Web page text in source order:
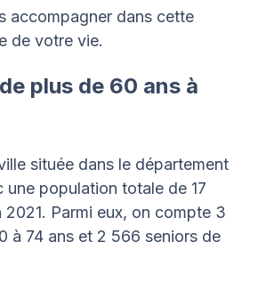
accompagner dans cette
de votre vie.
plus de 60 ans à
située dans le département
une population totale de 17
2021. Parmi eux, on compte 3
à 74 ans et 2 566 seniors de